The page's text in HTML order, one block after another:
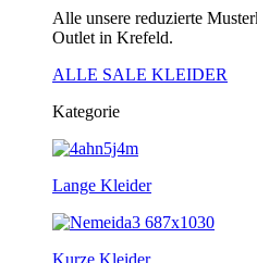
Alle unsere reduzierte
Outlet in Krefeld.
ALLE SALE KLEIDER
Kategorie
Lange Kleider